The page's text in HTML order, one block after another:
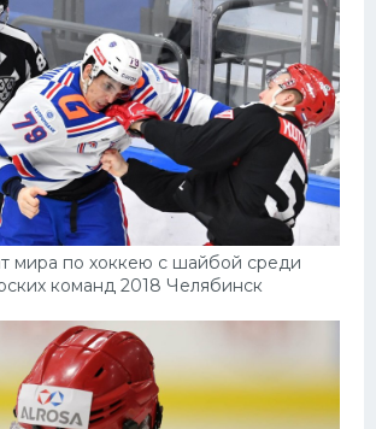
мира по хоккею с шайбой среди
команд 2018 Челябинск